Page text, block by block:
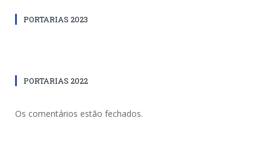
PORTARIAS 2023
PORTARIAS 2022
Os comentários estão fechados.